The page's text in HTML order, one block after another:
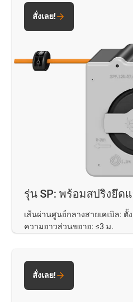
รุ่น SP: พร้อมสปริงยึด
เส้นผ่านศูนย์กลางสายเคเบิล: ตั้
ความยาวส่วนขยาย: ≤3 ม.
สั่งเลย!
สั่งเลย!